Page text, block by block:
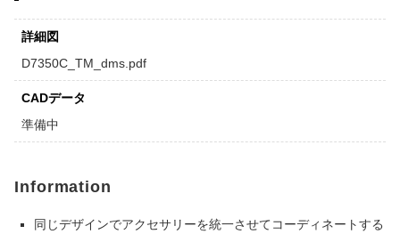
詳細図
D7350C_TM_dms.pdf
CADデータ
準備中
Information
同じデザインでアクセサリーを統一させてコーディネートする